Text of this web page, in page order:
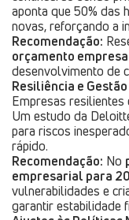
aponta que 50% das
novas, reforçando a
Recomendação:
orçamento
desenvolvimento de
Resiliência e
Empresas resilientes
Um estudo da
para riscos
rápido.
Recomendação: No
empresarial para
vulnerabilidades e
garantir estabilidade